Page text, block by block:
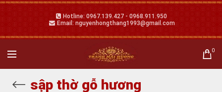
Hotline: 0967.139.427 - 0968.911.950
Email: nguyenhongthang1993@gmail.com
0
sập thờ gỗ hương